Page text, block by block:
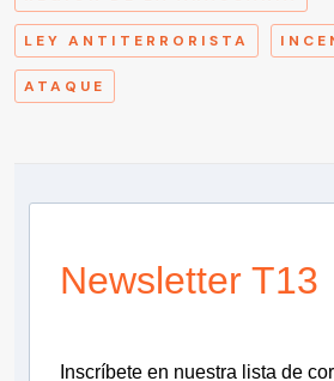
LEY ANTITERRORISTA
ATAQUE
Newsletter T13
Inscríbete en nuestra lista de